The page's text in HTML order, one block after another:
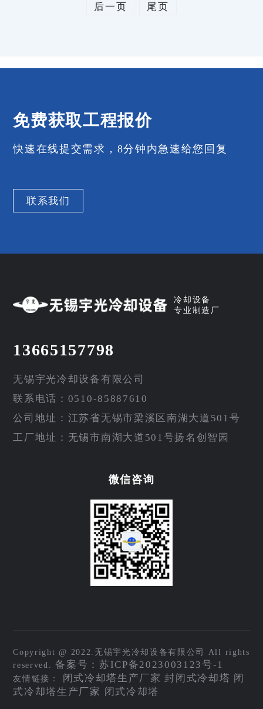
后一页
尾页
免费获取工程报价
快速在线提交需求，8分钟内急速给您回复
联系我们
冷却设备
专业制造厂
13665157798
无锡宇光冷却设备有限公司
联系电话：0510-85887610
公司地址：江苏省无锡市梁溪区南湖大道501号
工厂地址：无锡市南湖大道501号扬名创智园
微信咨询
Copyright @ 2022.无锡宇光冷却设备有限公司 All rights
reserved. 备案号：苏ICP备2023003123号-1
友情链接： 闭式冷却塔生产厂家 封闭式冷却塔 闭
式冷却塔生产厂家 闭式冷却塔